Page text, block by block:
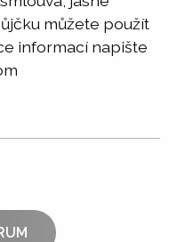
můžete použít
informací napište